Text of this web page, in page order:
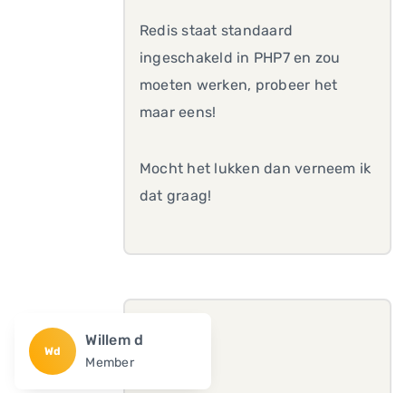
Redis staat standaard
ingeschakeld in PHP7 en zou
moeten werken, probeer het
maar eens!
Mocht het lukken dan verneem ik
dat graag!
Wd
Willem d
Member